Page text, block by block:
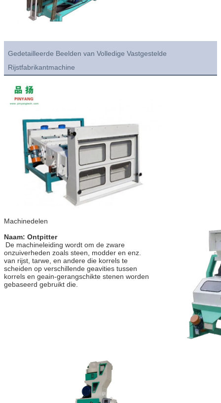
Gedetailleerde Beelden van Volledige Vastgestelde
Rijstfabrikantmachine
Machinedelen
Naam: Ontpitter
De machineleiding wordt om de zware
onzuiverheden zoals steen, modder en enz.
van rijst, tarwe, en andere die korrels te
scheiden op verschillende geavities tussen
korrels en geain-gerangschikte stenen worden
gebaseerd gebruikt die.